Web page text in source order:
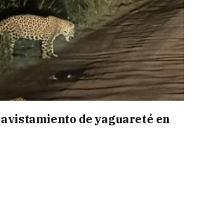
de yaguareté en